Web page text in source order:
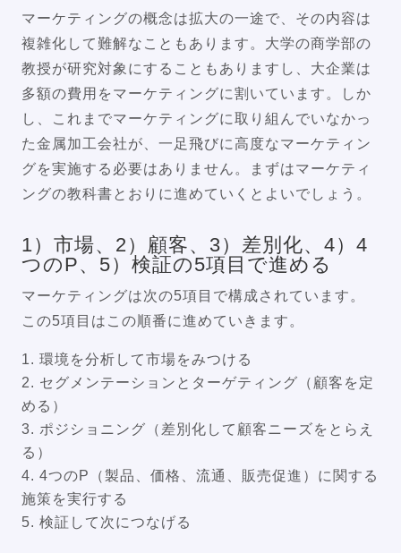
マーケティングの概念は拡大の一途で、その内容は
複雑化して難解なこともあります。大学の商学部の
教授が研究対象にすることもありますし、大企業は
多額の費用をマーケティングに割いています。しか
し、これまでマーケティングに取り組んでいなかっ
た金属加工会社が、一足飛びに高度なマーケティン
グを実施する必要はありません。まずはマーケティ
ングの教科書とおりに進めていくとよいでしょう。
1）市場、2）顧客、3）差別化、4）4
つのP、5）検証の5項目で進める
マーケティングは次の5項目で構成されています。
この5項目はこの順番に進めていきます。
環境を分析して市場をみつける
セグメンテーションとターゲティング（顧客を定
める）
ポジショニング（差別化して顧客ニーズをとらえ
る）
4つのP（製品、価格、流通、販売促進）に関する
施策を実行する
検証して次につなげる